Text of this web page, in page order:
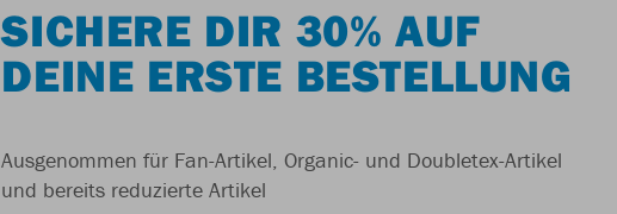
SICHERE DIR 30% AUF
DEINE ERSTE BESTELLUNG
Ausgenommen für Fan-Artikel, Organic- und Doubletex-Artikel
und bereits reduzierte Artikel